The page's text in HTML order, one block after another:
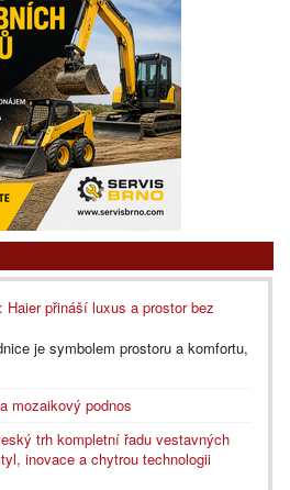
přináší luxus a prostor bez
je symbolem prostoru a komfortu,
mozaikový podnos
trh kompletní řadu vestavných
inovace a chytrou technologii